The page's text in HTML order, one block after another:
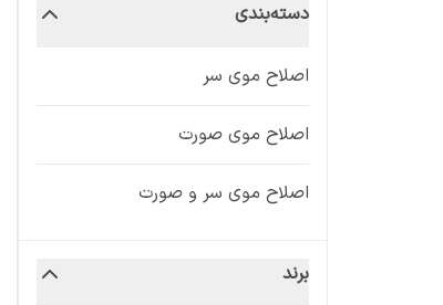
دسته‌بندی
اصلاح موی سر
اصلاح موی صورت
اصلاح موی سر و صورت
برند